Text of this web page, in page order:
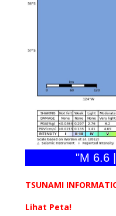
"M 6.6 |
TSUNAMI
Lihat Peta!